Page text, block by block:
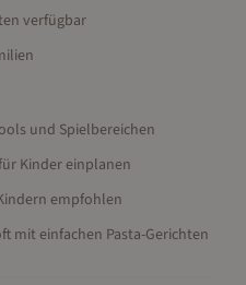
verfügbar
und Spielbereichen
Kinder einplanen
empfohlen
mit einfachen Pasta-Gerichten